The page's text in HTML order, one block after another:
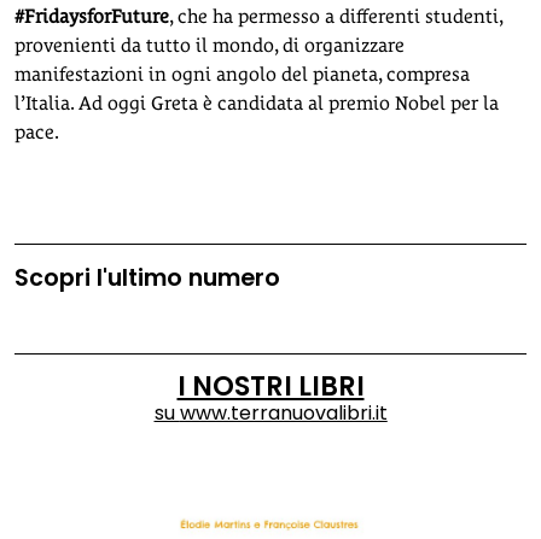
#FridaysforFuture, che ha permesso a differenti studenti,
provenienti da tutto il mondo, di organizzare
manifestazioni in ogni angolo del pianeta, compresa
l’Italia. Ad oggi Greta è candidata al premio Nobel per la
pace.
Scopri l'ultimo numero
I NOSTRI LIBRI
suwww.terranuovalibri.it